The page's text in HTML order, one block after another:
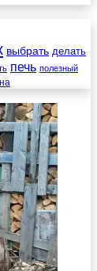
выбрать делать
печь полезный